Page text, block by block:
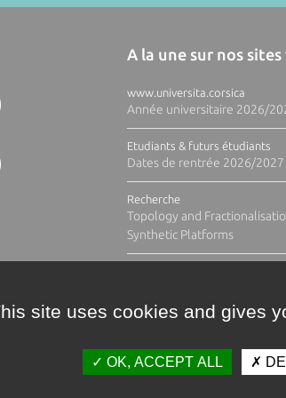
A la une sur nos sites
www.universita.corsica
Année universitaire 2026/
Etudiants & futurs étudiants
Dates de rentrée 2026/2027
Recherche
Topology and
Synthetic Platforms
site uses cookies and gives
OK, ACCEPT ALL